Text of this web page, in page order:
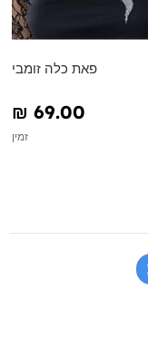
פאת כלה זומבי
₪‎ 69.00
זמין